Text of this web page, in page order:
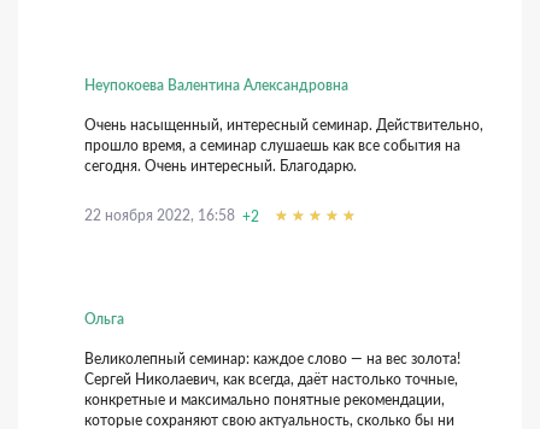
Неупокоева Валентина Александровна
Очень насыщенный, интересный семинар. Действительно,
прошло время, а семинар слушаешь как все события на
сегодня. Очень интересный. Благодарю.
22 ноября 2022, 16:58 +2
Ольга
Великолепный семинар: каждое слово — на вес золота!
Сергей Николаевич, как всегда, даёт настолько точные,
конкретные и максимально понятные рекомендации,
которые сохраняют свою актуальность, сколько бы ни